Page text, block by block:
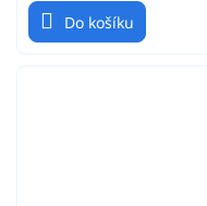
Do košíku